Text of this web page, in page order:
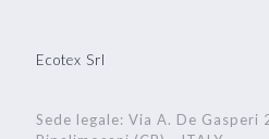
Ecotex Srl
Sede legale: Via A. De Gasperi